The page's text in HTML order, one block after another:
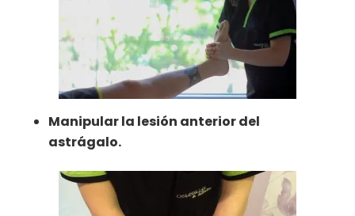
Manipular la lesión anterior del
astrágalo.